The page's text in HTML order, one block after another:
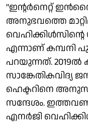
"ഇന്റർനെറ്റ്
അനുഭവത്തെ
എന്നാണ് കമ്പനി
പറയുന്നത്.
സാങ്കേതികവിദ്യ
ഹെക്ടറിനെ
സന്ദേശം.
എനർജി